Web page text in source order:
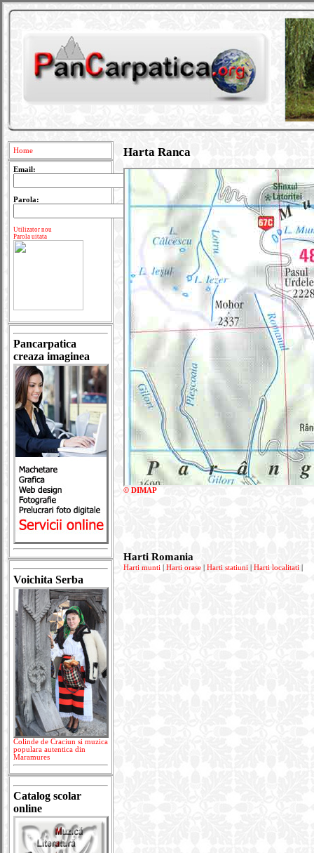
Home
Email:
Parola:
Utilizator nou
Parola uitata
Pancarpatica
creaza imaginea
Voichita Serba
Colinde de Craciun si muzica
populara autentica din
Maramures
Catalog scolar
online
Harta Ranca
© DIMAP
Harti Romania
Harti munti Harti orase Harti statiuni Harti localitati